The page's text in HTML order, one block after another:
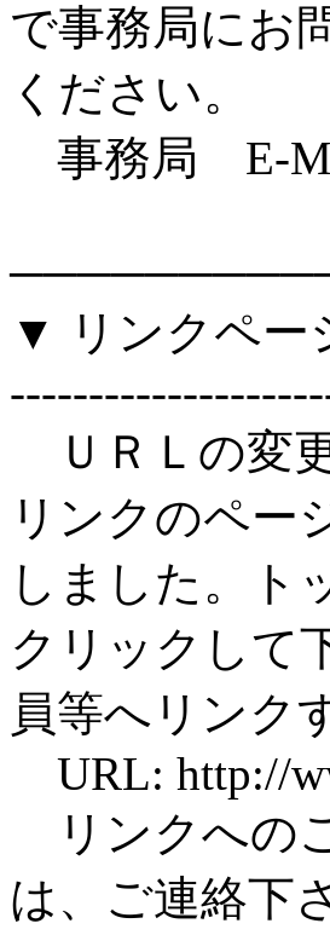
で事務局にお
ください。
事務局 E-
▼ リンクペー
ＵＲＬの変
リンクのペー
しました。ト
クリックして
員等へリンク
URL: http://
リンクへの
は、ご連絡下